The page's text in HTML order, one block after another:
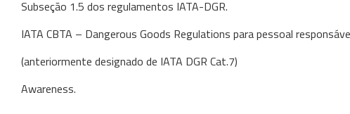
Subseção 1.5 dos regulamentos IATA-DGR.
IATA CBTA – Dangerous Goods Regulations para pessoal
(anteriormente designado de IATA DGR Cat.7)
Awareness.